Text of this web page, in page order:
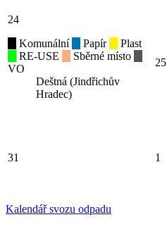
24
Komunální
Papír
Plast
RE-USE
Sběrné místo
VO
Deštná (Jindřichův
Hradec)
25
31 1
Kalendář svozu odpadu